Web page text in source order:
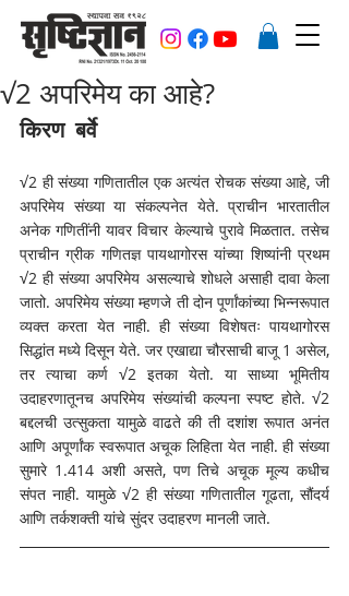
√2 अपरिमेय का आहे?
किरण बर्वे
√2 ही संख्या गणितातील एक अत्यंत रोचक संख्या आहे, जी
अपरिमेय संख्या या संकल्पनेत येते. प्राचीन भारतातील
अनेक गणितींनी यावर विचार केल्याचे पुरावे मिळतात. तसेच
प्राचीन ग्रीक गणितज्ञ पायथागोरस यांच्या शिष्यांनी प्रथम
√2 ही संख्या अपरिमेय असल्याचे शोधले असाही दावा केला
जातो. अपरिमेय संख्या म्हणजे ती दोन पूर्णांकांच्या भिन्नरूपात
व्यक्त करता येत नाही. ही संख्या विशेषतः पायथागोरस
सिद्धांत मध्ये दिसून येते. जर एखाद्या चौरसाची बाजू 1 असेल,
तर त्याचा कर्ण √2 इतका येतो. या साध्या भूमितीय
उदाहरणातूनच अपरिमेय संख्यांची कल्पना स्पष्ट होते. √2
बद्दलची उत्सुकता यामुळे वाढते की ती दशांश रूपात अनंत
आणि अपूर्णांक स्वरूपात अचूक लिहिता येत नाही. ही संख्या
सुमारे 1.414 अशी असते, पण तिचे अचूक मूल्य कधीच
संपत नाही. यामुळे √2 ही संख्या गणितातील गूढता, सौंदर्य
आणि तर्कशक्ती यांचे सुंदर उदाहरण मानली जाते.